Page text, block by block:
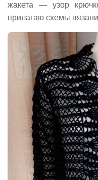
жакета — узор
прилагаю схемы